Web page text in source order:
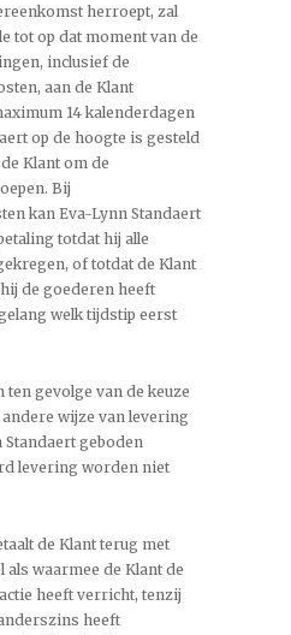
herroept, zal
tot op dat moment van de
inclusief de
aan de Klant
14 kalenderdagen
op de hoogte is gesteld
Klant om de
Bij
kan Eva-Lynn Standaert
totdat hij alle
of totdat de Klant
de goederen heeft
welk tijdstip eerst
ten gevolge van de keuze
wijze van levering
geboden
levering worden niet
de Klant terug met
waarmee de Klant de
heeft verricht, tenzij
heeft